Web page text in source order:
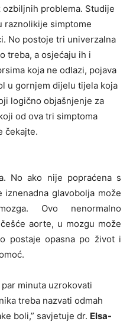
problema. Studije
raznolikije simptome
No postoje tri univerzalna
treba, a osjećaju ih i
koja ne odlazi, pojava
u gornjem dijelu tijela koja
logično objašnjenje za
od ova tri simptoma
čekajte.
No ako nije popraćena s
glavobolja može
Ovo nenormalno
aorte, u mozgu može
postaje opasna po život i
minuta uzrokovati
treba nazvati odmah
boli,” savjetuje dr. Elsa-